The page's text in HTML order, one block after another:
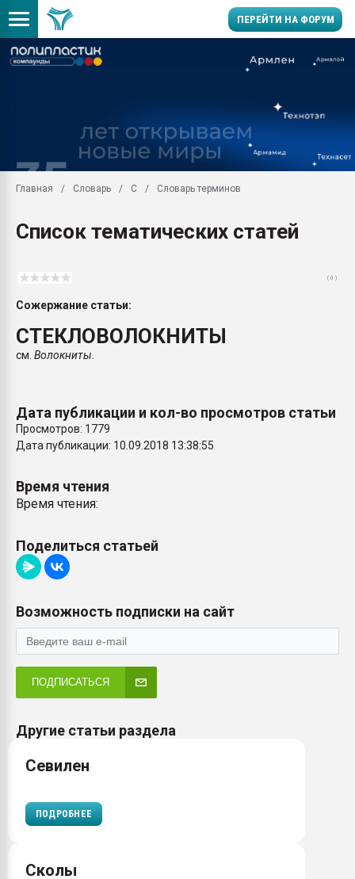
ПЕРЕЙТИ НА ФОРУМ
Вакуум-формовочные
ближайшее
Подмосковье, Москва
28.07.2026
28.07.2026
ситуацией на
ПЕРЕЙТИ НА
Главная Словарь С Словарь терминов
Список тематических статей
( 0 )
Сожержание статьи:
СТЕКЛОВОЛОКНИТЫ
см. Волокниты.
Дата публикации и кол-во просмотров статьи
Просмотров: 1779
Дата публикации: 10.09.2018 13:38:55
Время чтения
Время чтения:
Поделиться статьей
Возможность подписки на сайт
ПОДПИСАТЬСЯ
Другие статьи раздела
Севилен
ПОДРОБНЕЕ
Сколы